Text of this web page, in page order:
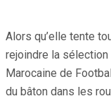
Alors qu’elle tente
rejoindre la sélection
Marocaine de
du bâton dans les